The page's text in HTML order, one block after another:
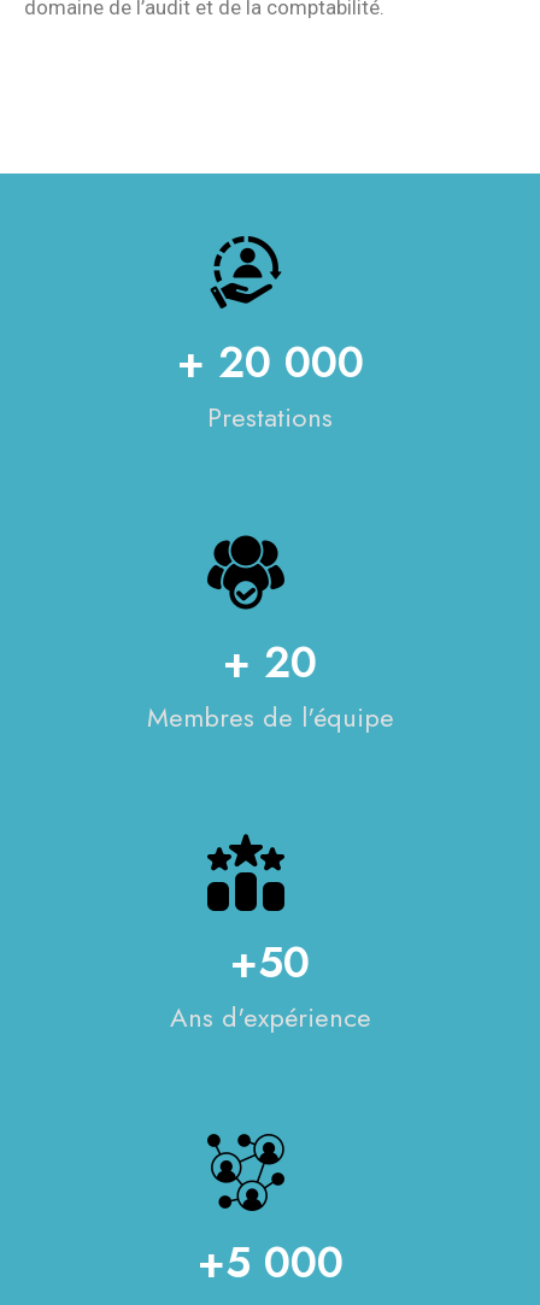
domaine de l’audit et de la comptabilité.
+ 20 000
Prestations
+ 20
Membres de l'équipe
+50
Ans d'expérience
+5 000